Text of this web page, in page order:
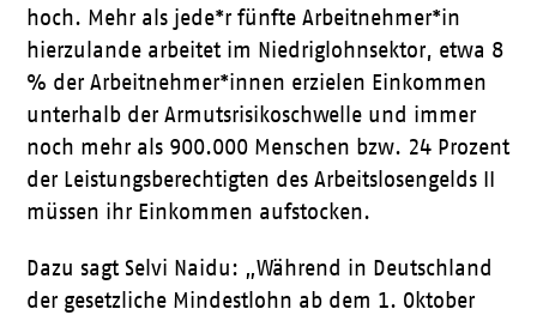
hoch. Mehr als jede*r fünfte Arbeitnehmer*in
hierzulande arbeitet im Niedriglohnsektor, etwa 8
% der Arbeitnehmer*innen erzielen Einkommen
unterhalb der Armutsrisikoschwelle und immer
noch mehr als 900.000 Menschen bzw. 24 Prozent
der Leistungsberechtigten des Arbeitslosengelds II
müssen ihr Einkommen aufstocken.
Dazu sagt Selvi Naidu: „Während in Deutschland
der gesetzliche Mindestlohn ab dem 1. Oktober